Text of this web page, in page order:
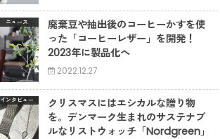
ニュース
廃棄豆や抽出後のコーヒーかすを使
った「コーヒーレザー」を開発！
2023年に製品化へ
2022.12.27
インタビュー
クリスマスにはエシカルな贈り物
を。デンマーク生まれのサステナブ
ルなリストウォッチ「Nordgreen」